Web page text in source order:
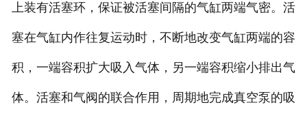
上装有活塞环，保证被活塞间隔的气缸两端气密。活
塞在气缸内作往复运动时，不断地改变气缸两端的容
积，一端容积扩大吸入气体，另一端容积缩小排出气
体。活塞和气阀的联合作用，周期地完成真空泵的吸